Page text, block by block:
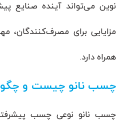
نوین می‌تواند آینده صنایع
مزایایی برای مصرف‌کنندگان،
همراه دارد.
چسب نانو چیست و
چسب نانو نوعی چسب